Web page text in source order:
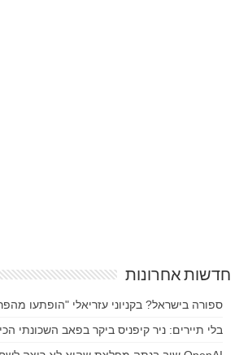
חדשות אחרונות
ספורה בישראל? בקניוני עזריאלי "הופתעו
בלי תיירים: ניר קיפניס ביקר בפאב השכונתי